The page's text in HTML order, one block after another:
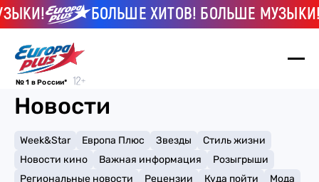
БОЛЬШЕ ХИТОВ! БОЛЬШЕ МУЗЫКИ!
№ 1 в России*
Новости
Week&Star Европа Плюс Звезды
Стиль жизни
Новости кино
Важная информация
Розыгрыши
Региональные новости
Рецензии Куда пойти
Мода